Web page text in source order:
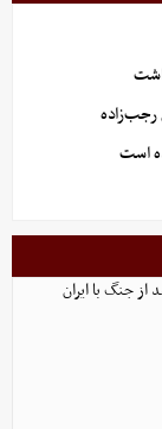
رجب‌زاده
است
از جنگ با ایران